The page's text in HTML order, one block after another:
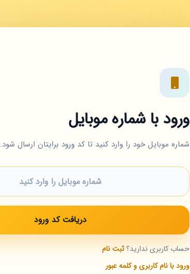
ورود با شماره موبایل
شماره موبایل خود را وارد کنید تا کد ورود برایتان ارسال شود.
دریافت کد ورود
حساب کاربری ندارید؟ثبت نام
ورود با نام کاربری و کلمه عبور